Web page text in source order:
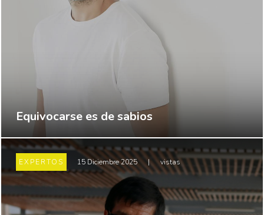
Equivocarse es de sabios
EXPERTOS 15 Diciembre 2025 | vistas